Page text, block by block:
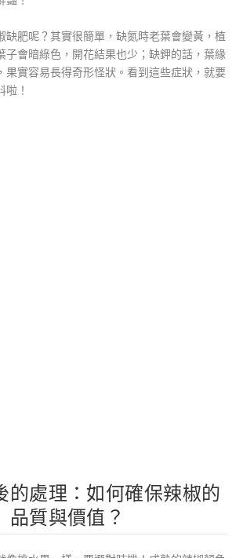
缺肥呢？其實很簡單，缺氮時老葉會變黃，植
子會暗綠色，開花結果也少；缺鉀的話，葉緣
果實容易長得奇形怪狀。看到這些症狀，就要
！
的處理：如何確保辣椒的
品質與價值？